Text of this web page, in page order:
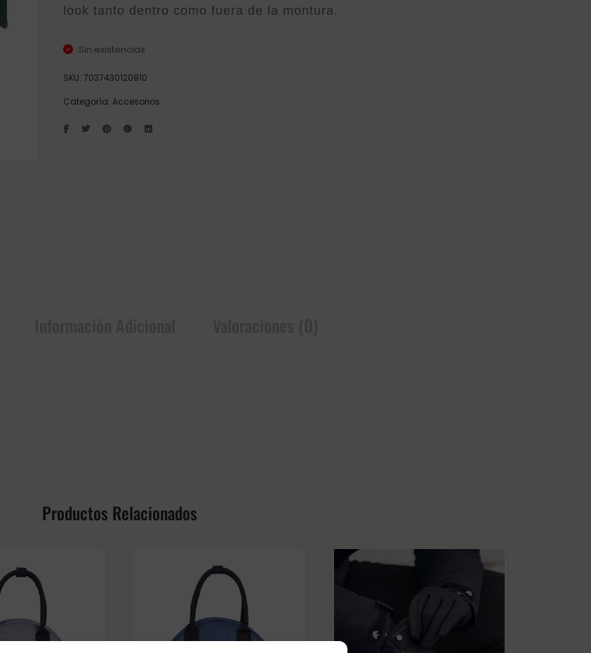
look tanto dentro como fuera de la montura.
Sin existencias
SKU: 7037430120810
Categoría: Accesorios
Productos Relacionados